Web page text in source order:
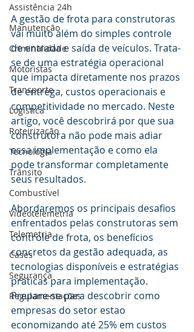
Assistência 24h
Manutenção
Criminalidade
Motoristas
Transporte
Logística
Roteirização
Tecnologia
Trânsito
Combustível
Videotelemetria
Telemetria
Cases
Segurança
Regulamentações
A gestão de frota para construtoras
vai muito além do simples controle
de entrada e saída de veículos. Trata-
se de uma estratégia operacional
que impacta diretamente nos prazos
de entrega, custos operacionais e
competitividade no mercado. Neste
artigo, você descobrirá por que sua
construtora não pode mais adiar
essa implementação e como ela
pode transformar completamente
seus resultados.
Abordaremos os principais desafios
enfrentados pelas construtoras sem
controle de frota, os benefícios
concretos da gestão adequada, as
tecnologias disponíveis e estratégias
práticas para implementação.
Prepare-se para descobrir como
empresas do setor estao
economizando até 25% em custos